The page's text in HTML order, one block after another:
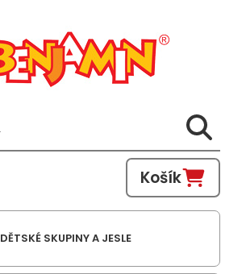
Košík
DĚTSKÉ SKUPINY A JESLE